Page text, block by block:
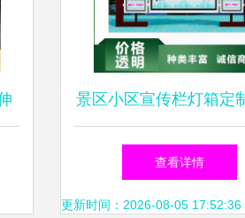
景区小区宣传栏灯箱定
与软件销售一体化解决
查看详情
更新时间：2026-08-05 17:52:36